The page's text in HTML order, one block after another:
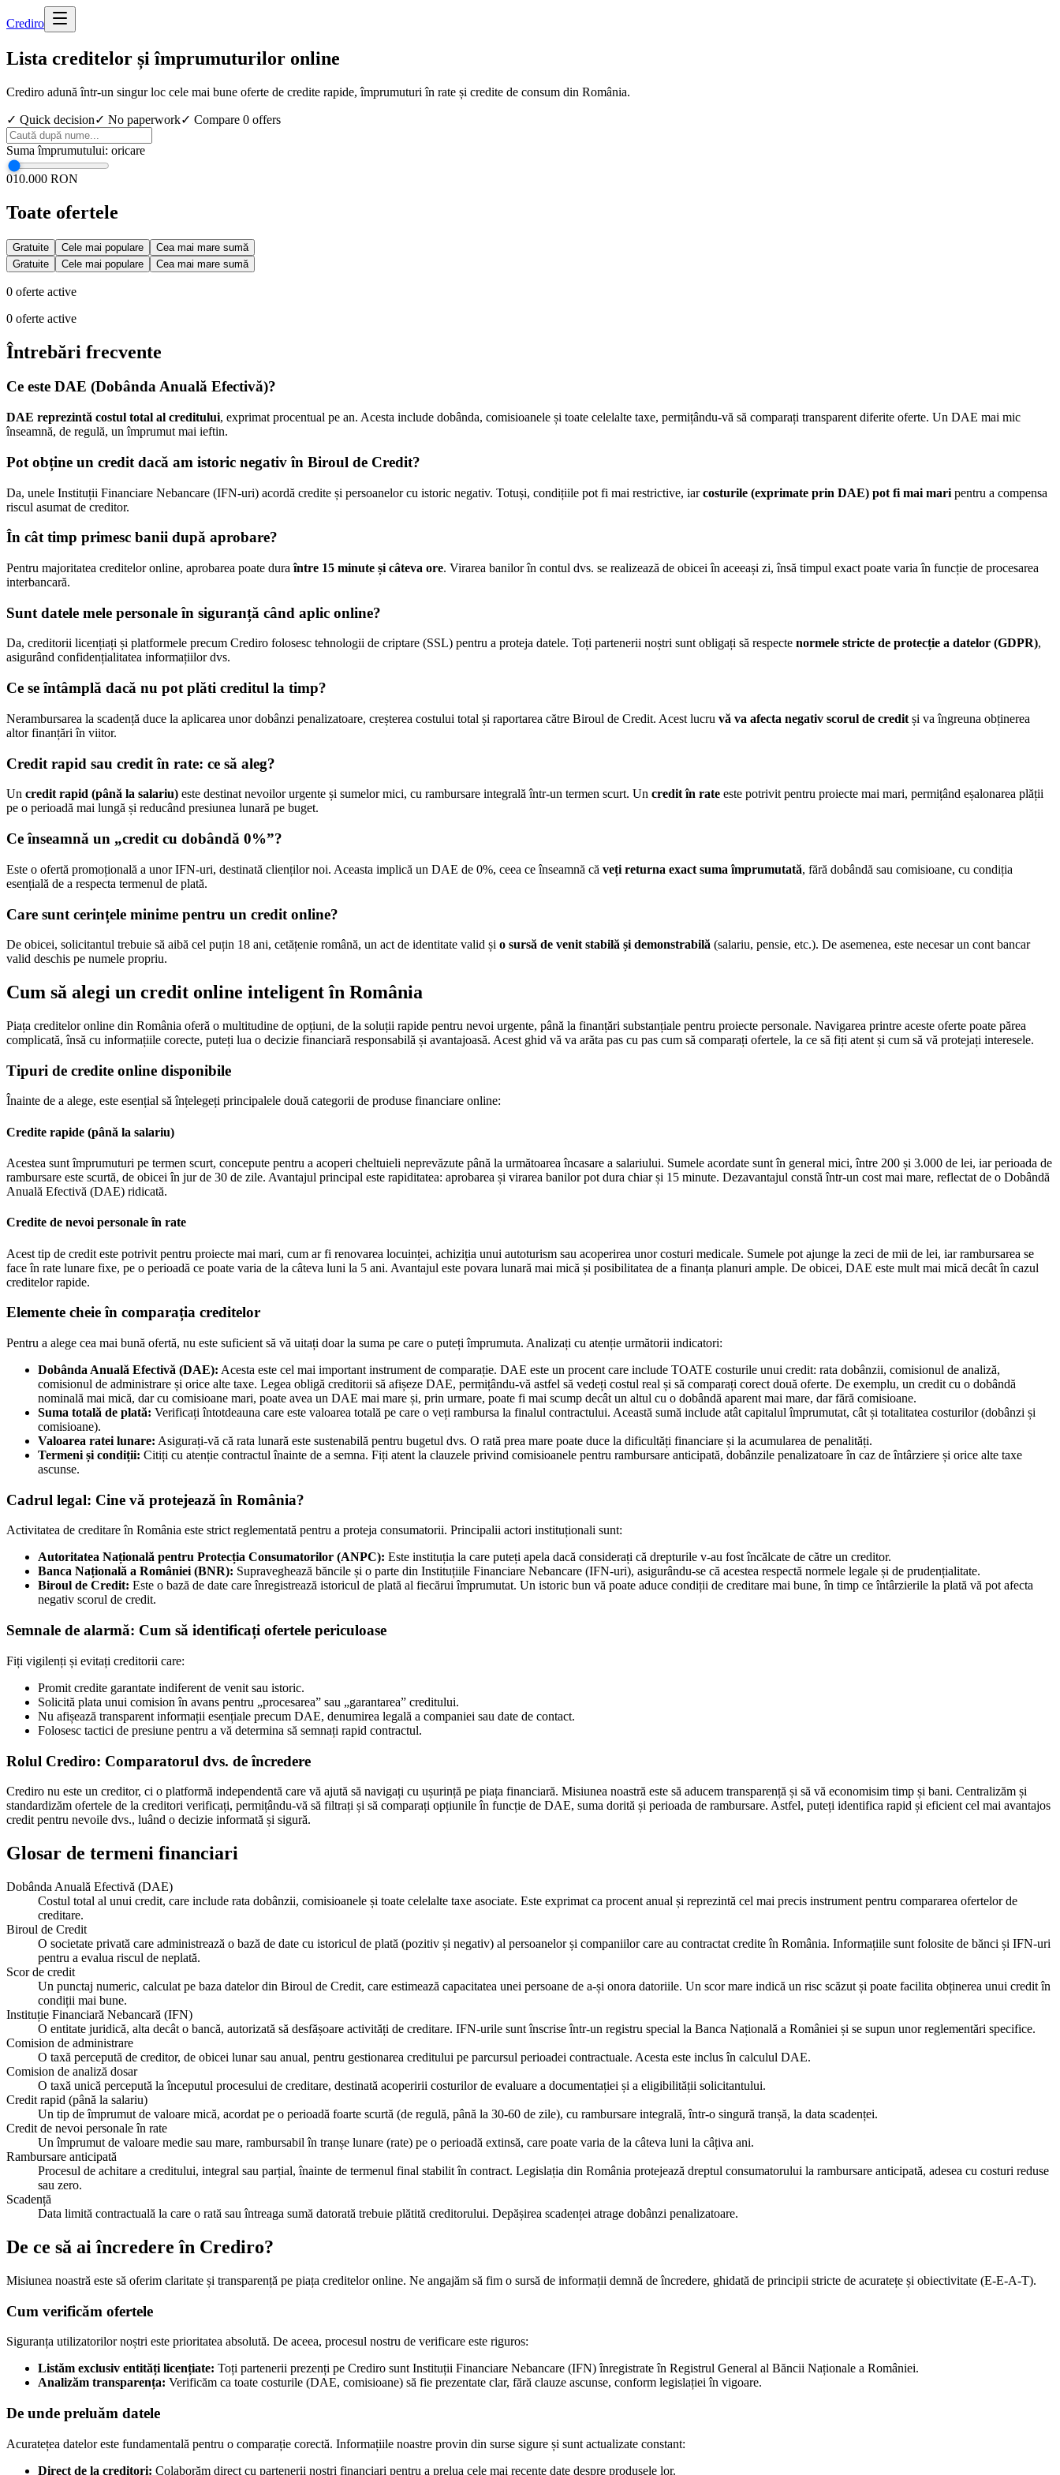
Crediro
Lista creditelor și împrumuturilor online
Crediro adună într-un singur loc cele mai bune oferte de credite rapide, împrumuturi în rate și credite de consum din România.
✓ Quick decision✓ No paperwork✓ Compare 0 offers
Suma împrumutului: oricare
010.000 RON
Toate ofertele
Gratuite Cele mai populare
Cea mai mare sumă
Gratuite
Cele mai populare Cea mai mare sumă
0 oferte active
0 oferte active
Întrebări frecvente
Ce este DAE (Dobânda Anuală Efectivă)?
DAE reprezintă costul total al creditului, exprimat procentual pe an. Acesta include dobânda, comisioanele și toate celelalte taxe, permițându-vă să comparați transparent diferite oferte. Un DAE mai mic
înseamnă, de regulă, un împrumut mai ieftin.
Pot obține un credit dacă am istoric negativ în Biroul de Credit?
Da, unele Instituții Financiare Nebancare (IFN-uri) acordă credite și persoanelor cu istoric negativ. Totuși, condițiile pot fi mai restrictive, iarcosturile (exprimate prin DAE) pot fi mai mari pentru a compensa
riscul asumat de creditor.
În cât timp primesc banii după aprobare?
Pentru majoritatea creditelor online, aprobarea poate duraîntre 15 minute și câteva ore. Virarea banilor în contul dvs. se realizează de obicei în aceeași zi, însă timpul exact poate varia în funcție de procesarea
interbancară.
Sunt datele mele personale în siguranță când aplic online?
Da, creditorii licențiați și platformele precum Crediro folosesc tehnologii de criptare (SSL) pentru a proteja datele. Toți partenerii noștri sunt obligați să respecte normele stricte de protecție a datelor (GDPR),
asigurând confidențialitatea informațiilor dvs.
Ce se întâmplă dacă nu pot plăti creditul la timp?
Nerambursarea la scadență duce la aplicarea unor dobânzi penalizatoare, creșterea costului total și raportarea către Biroul de Credit. Acest lucru vă va afecta negativ scorul de credit și va îngreuna obținerea
altor finanțări în viitor.
Credit rapid sau credit în rate: ce să aleg?
Un credit rapid (până la salariu) este destinat nevoilor urgente și sumelor mici, cu rambursare integrală într-un termen scurt. Un credit în rate este potrivit pentru proiecte mai mari, permițând eșalonarea plății
pe o perioadă mai lungă și reducând presiunea lunară pe buget.
Ce înseamnă un „credit cu dobândă 0%”?
Este o ofertă promoțională a unor IFN-uri, destinată clienților noi. Aceasta implică un DAE de 0%, ceea ce înseamnă că veți returna exact suma împrumutată, fără dobândă sau comisioane, cu condiția
esențială de a respecta termenul de plată.
Care sunt cerințele minime pentru un credit online?
De obicei, solicitantul trebuie să aibă cel puțin 18 ani, cetățenie română, un act de identitate valid și o sursă de venit stabilă și demonstrabilă (salariu, pensie, etc.). De asemenea, este necesar un cont bancar
valid deschis pe numele propriu.
Cum să alegi un credit online inteligent în România
Piața creditelor online din România oferă o multitudine de opțiuni, de la soluții rapide pentru nevoi urgente, până la finanțări substanțiale pentru proiecte personale. Navigarea printre aceste oferte poate părea
complicată, însă cu informațiile corecte, puteți lua o decizie financiară responsabilă și avantajoasă. Acest ghid vă va arăta pas cu pas cum să comparați ofertele, la ce să fiți atent și cum să vă protejați interesele.
Tipuri de credite online disponibile
Înainte de a alege, este esențial să înțelegeți principalele două categorii de produse financiare online:
Credite rapide (până la salariu)
Acestea sunt împrumuturi pe termen scurt, concepute pentru a acoperi cheltuieli neprevăzute până la următoarea încasare a salariului. Sumele acordate sunt în general mici, între 200 și 3.000 de lei, iar perioada de
rambursare este scurtă, de obicei în jur de 30 de zile. Avantajul principal este rapiditatea: aprobarea și virarea banilor pot dura chiar și 15 minute. Dezavantajul constă într-un cost mai mare, reflectat de o Dobândă
Anuală Efectivă (DAE) ridicată.
Credite de nevoi personale în rate
Acest tip de credit este potrivit pentru proiecte mai mari, cum ar fi renovarea locuinței, achiziția unui autoturism sau acoperirea unor costuri medicale. Sumele pot ajunge la zeci de mii de lei, iar rambursarea se
face în rate lunare fixe, pe o perioadă ce poate varia de la câteva luni la 5 ani. Avantajul este povara lunară mai mică și posibilitatea de a finanța planuri ample. De obicei, DAE este mult mai mică decât în cazul
creditelor rapide.
Elemente cheie în comparația creditelor
Pentru a alege cea mai bună ofertă, nu este suficient să vă uitați doar la suma pe care o puteți împrumuta. Analizați cu atenție următorii indicatori:
Dobânda Anuală Efectivă (DAE): Acesta este cel mai important instrument de comparație. DAE este un procent care include TOATE costurile unui credit: rata dobânzii, comisionul de analiză,
comisionul de administrare și orice alte taxe. Legea obligă creditorii să afișeze DAE, permițându-vă astfel să vedeți costul real și să comparați corect două oferte. De exemplu, un credit cu o dobândă
nominală mai mică, dar cu comisioane mari, poate avea un DAE mai mare și, prin urmare, poate fi mai scump decât un altul cu o dobândă aparent mai mare, dar fără comisioane.
Suma totală de plată: Verificați întotdeauna care este valoarea totală pe care o veți rambursa la finalul contractului. Această sumă include atât capitalul împrumutat, cât și totalitatea costurilor (dobânzi și
comisioane).
Valoarea ratei lunare: Asigurați-vă că rata lunară este sustenabilă pentru bugetul dvs. O rată prea mare poate duce la dificultăți financiare și la acumularea de penalități.
Termeni și condiții: Citiți cu atenție contractul înainte de a semna. Fiți atent la clauzele privind comisioanele pentru rambursare anticipată, dobânzile penalizatoare în caz de întârziere și orice alte taxe
ascunse.
Cadrul legal: Cine vă protejează în România?
Activitatea de creditare în România este strict reglementată pentru a proteja consumatorii. Principalii actori instituționali sunt:
Autoritatea Națională pentru Protecția Consumatorilor (ANPC): Este instituția la care puteți apela dacă considerați că drepturile v-au fost încălcate de către un creditor.
Banca Națională a României (BNR): Supraveghează băncile și o parte din Instituțiile Financiare Nebancare (IFN-uri), asigurându-se că acestea respectă normele legale și de prudențialitate.
Biroul de Credit: Este o bază de date care înregistrează istoricul de plată al fiecărui împrumutat. Un istoric bun vă poate aduce condiții de creditare mai bune, în timp ce întârzierile la plată vă pot afecta
negativ scorul de credit.
Semnale de alarmă: Cum să identificați ofertele periculoase
Fiți vigilenți și evitați creditorii care:
Promit credite garantate indiferent de venit sau istoric.
Solicită plata unui comision în avans pentru „procesarea” sau „garantarea” creditului.
Nu afișează transparent informații esențiale precum DAE, denumirea legală a companiei sau date de contact.
Folosesc tactici de presiune pentru a vă determina să semnați rapid contractul.
Rolul Crediro: Comparatorul dvs. de încredere
Crediro nu este un creditor, ci o platformă independentă care vă ajută să navigați cu ușurință pe piața financiară. Misiunea noastră este să aducem transparență și să vă economisim timp și bani. Centralizăm și
standardizăm ofertele de la creditori verificați, permițându-vă să filtrați și să comparați opțiunile în funcție de DAE, suma dorită și perioada de rambursare. Astfel, puteți identifica rapid și eficient cel mai avantajos
credit pentru nevoile dvs., luând o decizie informată și sigură.
Glosar de termeni financiari
Dobânda Anuală Efectivă (DAE)
Costul total al unui credit, care include rata dobânzii, comisioanele și toate celelalte taxe asociate. Este exprimat ca procent anual și reprezintă cel mai precis instrument pentru compararea ofertelor de
creditare.
Biroul de Credit
O societate privată care administrează o bază de date cu istoricul de plată (pozitiv și negativ) al persoanelor și companiilor care au contractat credite în România. Informațiile sunt folosite de bănci și IFN-uri
pentru a evalua riscul de neplată.
Scor de credit
Un punctaj numeric, calculat pe baza datelor din Biroul de Credit, care estimează capacitatea unei persoane de a-și onora datoriile. Un scor mare indică un risc scăzut și poate facilita obținerea unui credit în
condiții mai bune.
Instituție Financiară Nebancară (IFN)
O entitate juridică, alta decât o bancă, autorizată să desfășoare activități de creditare. IFN-urile sunt înscrise într-un registru special la Banca Națională a României și se supun unor reglementări specifice.
Comision de administrare
O taxă percepută de creditor, de obicei lunar sau anual, pentru gestionarea creditului pe parcursul perioadei contractuale. Acesta este inclus în calculul DAE.
Comision de analiză dosar
O taxă unică percepută la începutul procesului de creditare, destinată acoperirii costurilor de evaluare a documentației și a eligibilității solicitantului.
Credit rapid (până la salariu)
Un tip de împrumut de valoare mică, acordat pe o perioadă foarte scurtă (de regulă, până la 30-60 de zile), cu rambursare integrală, într-o singură tranșă, la data scadenței.
Credit de nevoi personale în rate
Un împrumut de valoare medie sau mare, rambursabil în tranșe lunare (rate) pe o perioadă extinsă, care poate varia de la câteva luni la câțiva ani.
Rambursare anticipată
Procesul de achitare a creditului, integral sau parțial, înainte de termenul final stabilit în contract. Legislația din România protejează dreptul consumatorului la rambursare anticipată, adesea cu costuri reduse
sau zero.
Scadență
Data limită contractuală la care o rată sau întreaga sumă datorată trebuie plătită creditorului. Depășirea scadenței atrage dobânzi penalizatoare.
De ce să ai încredere în Crediro?
Misiunea noastră este să oferim claritate și transparență pe piața creditelor online. Ne angajăm să fim o sursă de informații demnă de încredere, ghidată de principii stricte de acuratețe și obiectivitate (E-E-A-T).
Cum verificăm ofertele
Siguranța utilizatorilor noștri este prioritatea absolută. De aceea, procesul nostru de verificare este riguros:
Listăm exclusiv entități licențiate: Toți partenerii prezenți pe Crediro sunt Instituții Financiare Nebancare (IFN) înregistrate în Registrul General al Băncii Naționale a României.
Analizăm transparența: Verificăm ca toate costurile (DAE, comisioane) să fie prezentate clar, fără clauze ascunse, conform legislației în vigoare.
De unde preluăm datele
Acuratețea datelor este fundamentală pentru o comparație corectă. Informațiile noastre provin din surse sigure și sunt actualizate constant:
Direct de la creditori: Colaborăm direct cu partenerii noștri financiari pentru a prelua cele mai recente date despre produsele lor.